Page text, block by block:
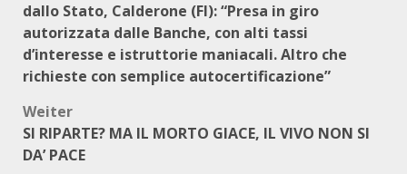
dallo Stato, Calderone (FI): “Presa in giro
autorizzata dalle Banche, con alti tassi
d’interesse e istruttorie maniacali. Altro che
richieste con semplice autocertificazione”
Weiter
SI RIPARTE? MA IL MORTO GIACE, IL VIVO NON SI
DA’ PACE